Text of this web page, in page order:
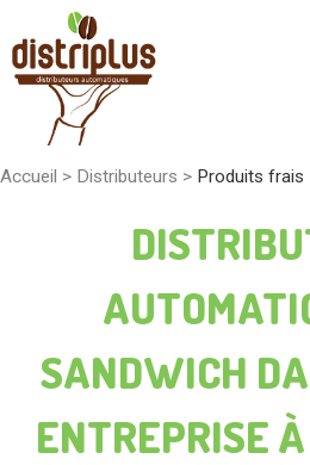
Accueil > Distributeurs > Produits frais
SANDWICH
ENTREPRISE